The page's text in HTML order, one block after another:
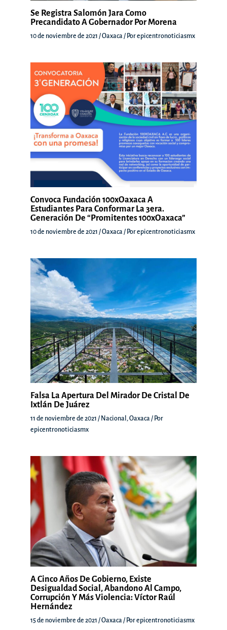
Se Registra Salomón Jara Como
Precandidato A Gobernador Por Morena
10 de noviembre de 2021 /Oaxaca / Porepicentronoticiasmx
Convoca Fundación 100xOaxaca A
Estudiantes Para Conformar La 3era.
Generación De “Promitentes 100xOaxaca”
10 de noviembre de 2021 /Oaxaca / Porepicentronoticiasmx
Falsa La Apertura Del Mirador De Cristal De
Ixtlán De Juárez
11 de noviembre de 2021 / Nacional ,Oaxaca / Por
epicentronoticiasmx
A Cinco Años De Gobierno, Existe
Desigualdad Social, Abandono Al Campo,
Corrupción Y Más Violencia: Víctor Raúl
Hernández
15 de noviembre de 2021 /Oaxaca / Porepicentronoticiasmx